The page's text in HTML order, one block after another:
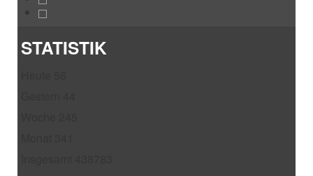
STATISTIK